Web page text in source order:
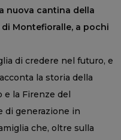
nuova cantina della
Montefioralle, a pochi
di credere nel futuro, e
la storia della
e la Firenze del
di generazione in
che, oltre sulla